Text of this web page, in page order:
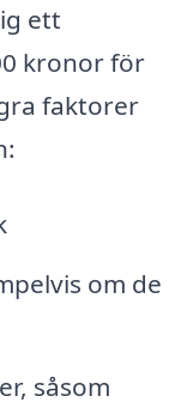
ett
kronor för
faktorer
om de
såsom